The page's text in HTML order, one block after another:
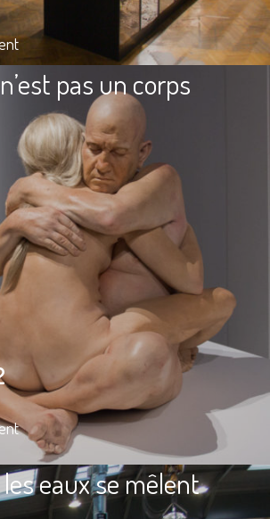
pas un corps
eaux se mêlent